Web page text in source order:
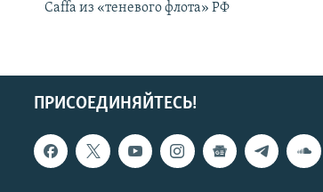
Caffa из «теневого флота» РФ
ПРИСОЕДИНЯЙТЕСЬ!